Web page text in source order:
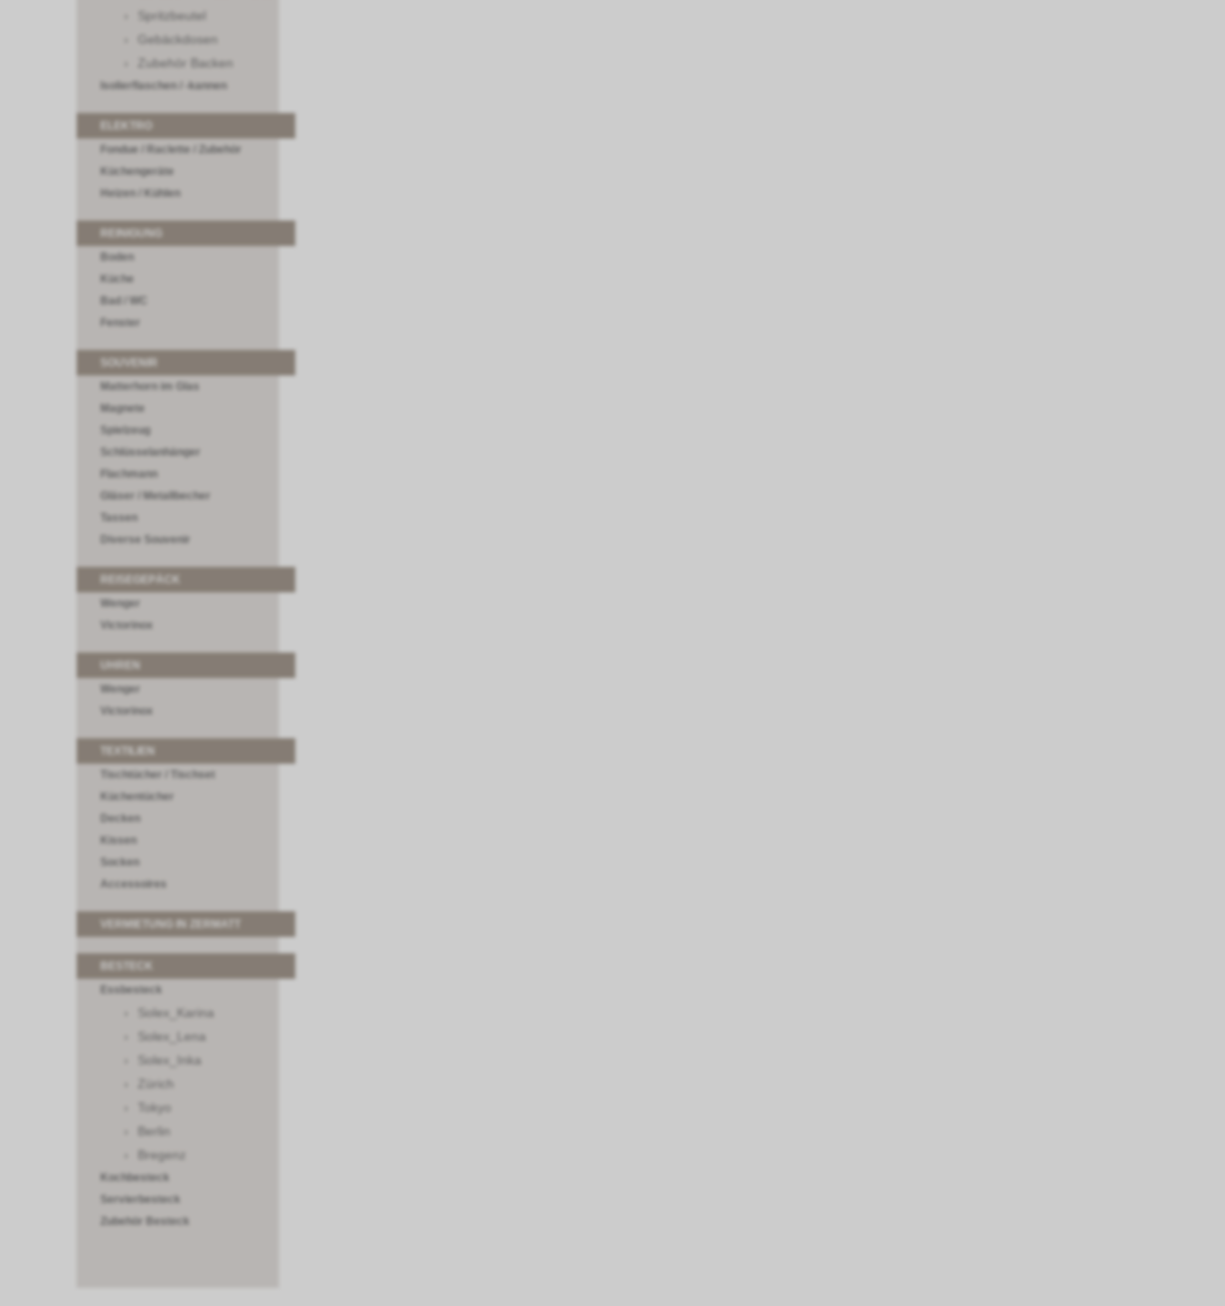
Spritzbeutel
Gebäckdosen
Zubehör Backen
Isolierflaschen / -kannen
Fondue / Raclette / Zubehör
Küchengeräte
Heizen / Kühlen
REINIGUNG
Boden
Küche
Bad / WC
Fenster
Matterhorn im Glas
Magnete
Spielzeug
Schlüsselanhänger
Flachmann
Gläser / Metallbecher
Tassen
Diverse Souvenir
REISEGEPÄCK
Wenger
Victorinox
Wenger
Victorinox
Tischtücher / Tischset
Küchentücher
Decken
Kissen
Socken
Accessoires
VERMIETUNG IN ZERMATT
Essbesteck
Solex_Karina
Solex_Lena
Solex_Inka
Zürich
Tokyo
Berlin
Bregenz
Kochbesteck
Servierbesteck
Zubehör Besteck